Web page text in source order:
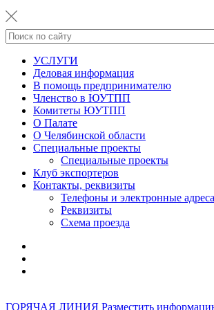
УСЛУГИ
Деловая информация
В помощь предпринимателю
Членство в ЮУТПП
Комитеты ЮУТПП
О Палате
О Челябинской области
Специальные проекты
Специальные проекты
Клуб экспортеров
Контакты, реквизиты
Телефоны и электронные адреса
Реквизиты
Схема проезда
ГОРЯЧАЯ ЛИНИЯ Разместить